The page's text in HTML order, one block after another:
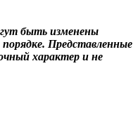
быть изменены
Представленные
характер и не